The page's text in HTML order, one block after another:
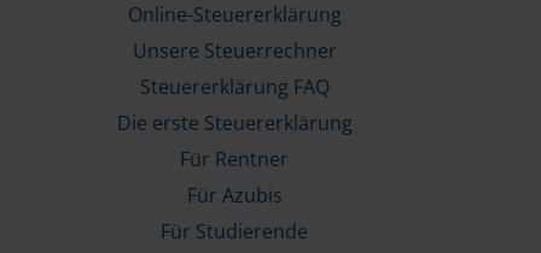
Online-Steuererklärung
Unsere Steuerrechner
Steuererklärung FAQ
Die erste Steuererklärung
Für Rentner
Für Azubis
Für Studierende